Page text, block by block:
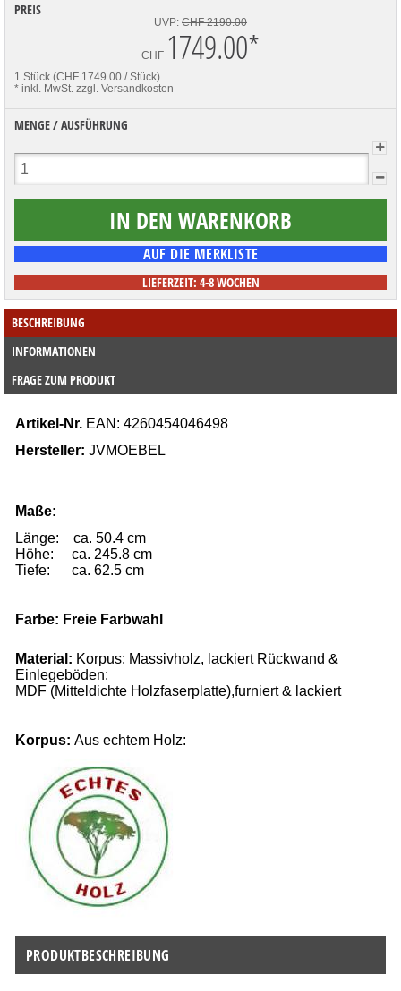
PREIS
UVP: CHF 2190.00
CHF 1749.00*
1 Stück (CHF 1749.00 / Stück)
* inkl. MwSt. zzgl. Versandkosten
MENGE / AUSFÜHRUNG
LIEFERZEIT: 4-8 WOCHEN
BESCHREIBUNG
INFORMATIONEN
FRAGE ZUM PRODUKT
Artikel-Nr. EAN: 4260454046498
Hersteller: JVMOEBEL
Maße:
Länge: ca. 50.4 cm
Höhe: ca. 245.8 cm
Tiefe: ca. 62.5 cm
Farbe: Freie Farbwahl
Material: Korpus: Massivholz, lackiert Rückwand &
Einlegeböden:
MDF (Mitteldichte Holzfaserplatte),furniert & lackiert
Korpus: Aus echtem Holz:
PRODUKTBESCHREIBUNG